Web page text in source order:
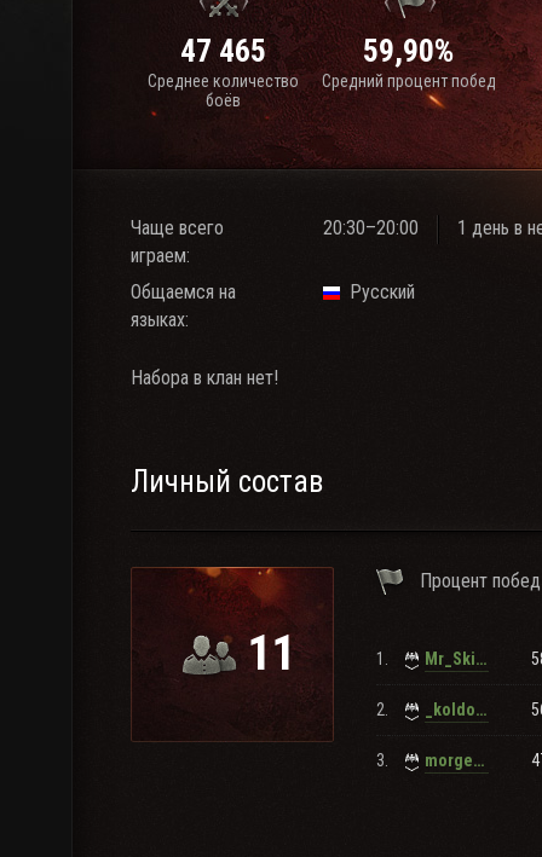
47 465
Среднее количество
боёв
59,90%
Средний процент побед
Чаще всего
играем:
20:30–20:00 1 день в
Общаемся на
языках:
Русский
Набора в клан нет!
Личный состав
11
Процент побед
1. Mr_SkittIes
2. _koldobina_
3. morgenPOOH